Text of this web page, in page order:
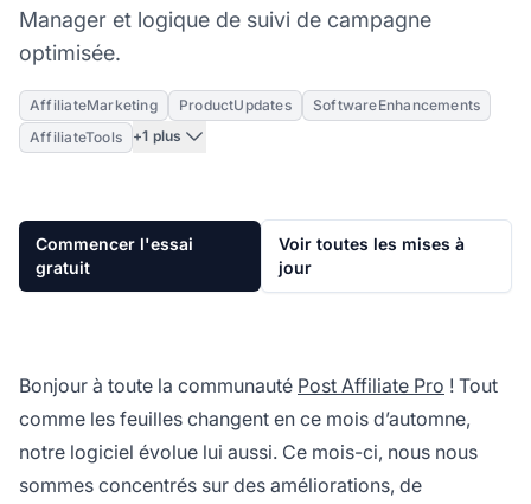
Manager et logique de suivi de campagne
optimisée.
AffiliateMarketing ProductUpdates
SoftwareEnhancements
AffiliateTools
+1 plus
Commencer l'essai
gratuit
Voir toutes les mises à
jour
Bonjour à toute la communauté Post Affiliate Pro ! Tout
comme les feuilles changent en ce mois d’automne,
notre logiciel évolue lui aussi. Ce mois-ci, nous nous
sommes concentrés sur des améliorations, de